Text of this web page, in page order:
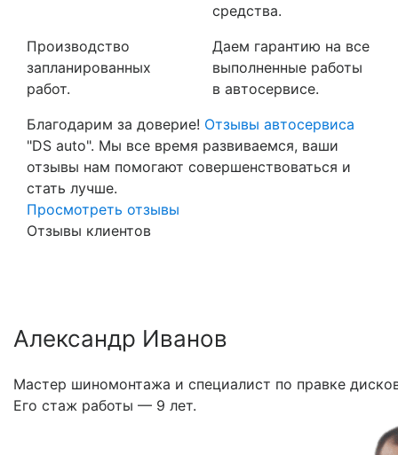
средства.
Производство
запланированных
работ.
Даем гарантию на все
выполненные работы
в автосервисе.
Благодарим за доверие! Отзывы автосервиса
"DS auto". Мы все время развиваемся, ваши
отзывы нам помогают совершенствоваться и
стать лучше.
Просмотреть отзывы
Отзывы клиентов
Александр Иванов
Мастер шиномонтажа и специалист по правке
Его стаж работы — 9 лет.